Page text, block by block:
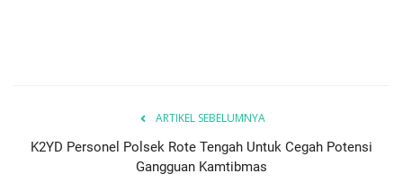
ARTIKEL SEBELUMNYA
K2YD Personel Polsek Rote Tengah Untuk Cegah Potensi
Gangguan Kamtibmas